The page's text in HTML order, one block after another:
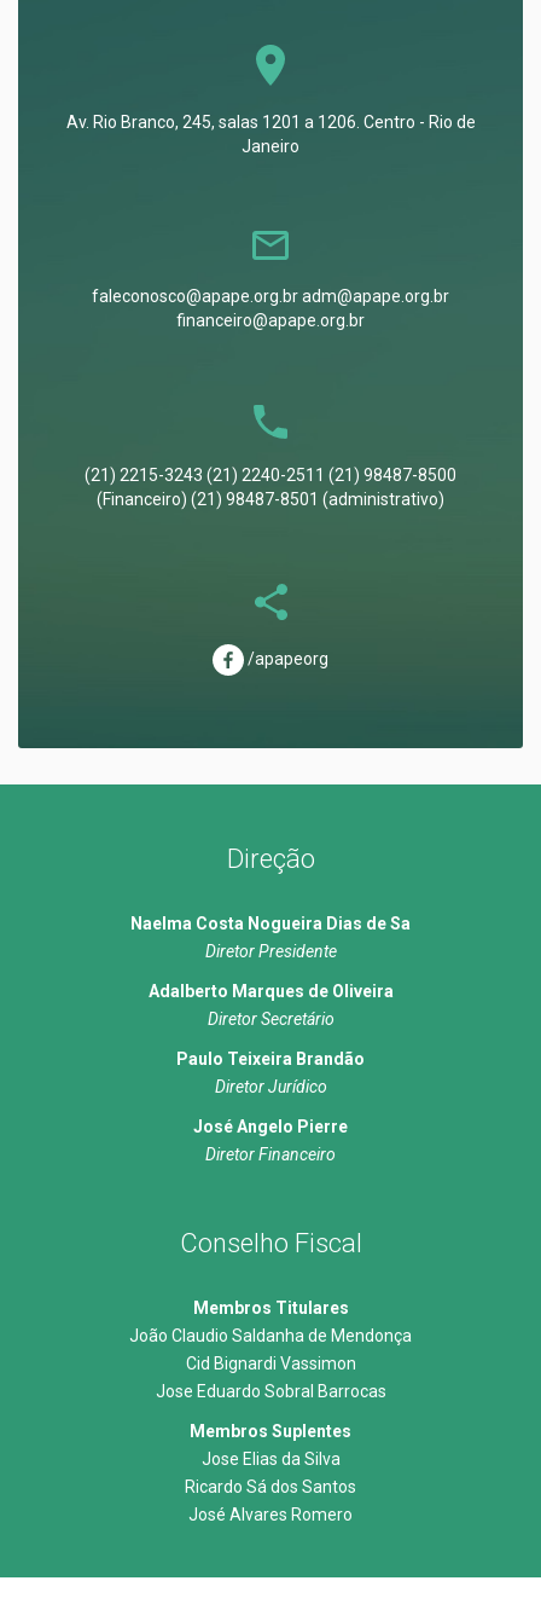
Av. Rio Branco, 245, salas 1201 a 1206. Centro - Rio de
Janeiro
faleconosco@apape.org.br adm@apape.org.br
financeiro@apape.org.br
(21) 2215-3243 (21) 2240-2511 (21) 98487-8500
(Financeiro) (21) 98487-8501 (administrativo)
/apapeorg
Direção
Naelma Costa Nogueira Dias de Sa
Diretor Presidente
Adalberto Marques de Oliveira
Diretor Secretário
Paulo Teixeira Brandão
Diretor Jurídico
José Angelo Pierre
Diretor Financeiro
Conselho Fiscal
Membros Titulares
João Claudio Saldanha de Mendonça
Cid Bignardi Vassimon
Jose Eduardo Sobral Barrocas
Membros Suplentes
Jose Elias da Silva
Ricardo Sá dos Santos
José Alvares Romero